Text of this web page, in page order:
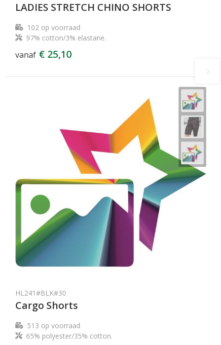
LADIES STRETCH CHINO SHORTS
102op voorraad
97% cotton/3% elastane.
vanaf € 25,10
HL241#BLK#30
Cargo Shorts
513 op voorraad
65% polyester/35% cotton.